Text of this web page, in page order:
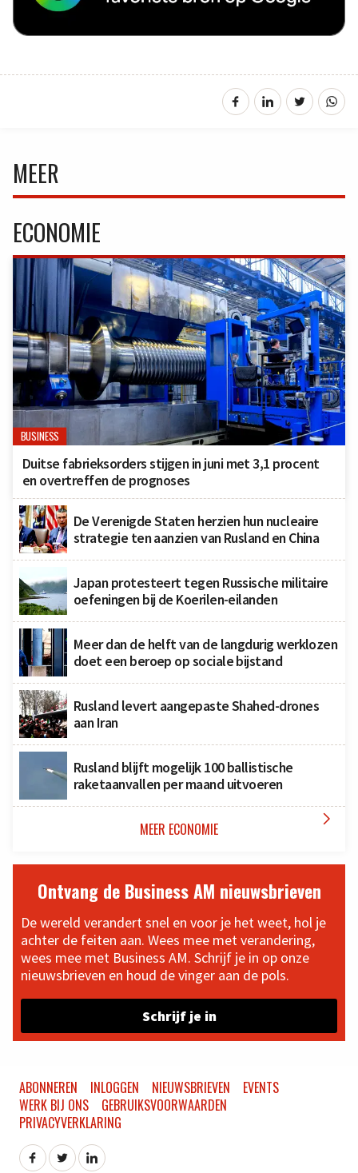
MEER
ECONOMIE
BUSINESS
Duitse fabrieksorders stijgen in juni met 3,1 procent
en overtreffen de prognoses
De Verenigde Staten herzien hun nucleaire
strategie ten aanzien van Rusland en China
Japan protesteert tegen Russische militaire
oefeningen bij de Koerilen-eilanden
Meer dan de helft van de langdurig werklozen
doet een beroep op sociale bijstand
Rusland levert aangepaste Shahed-drones
aan Iran
Rusland blijft mogelijk 100 ballistische
raketaanvallen per maand uitvoeren
MEER ECONOMIE 
Ontvang de Business AM nieuwsbrieven
De wereld verandert snel en voor je het weet, hol je
achter de feiten aan. Wees mee met verandering,
wees mee met Business AM. Schrijf je in op onze
nieuwsbrieven en houd de vinger aan de pols.
Schrijf je in
ABONNEREN INLOGGEN NIEUWSBRIEVEN
EVENTS
WERK BIJ ONS
GEBRUIKSVOORWAARDEN
PRIVACYVERKLARING